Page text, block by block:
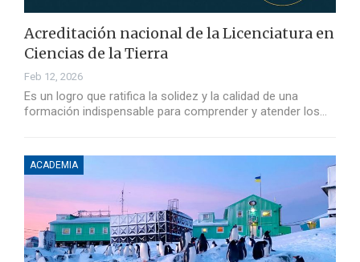
Acreditación nacional de la Licenciatura en
Ciencias de la Tierra
Feb 12, 2026
Es un logro que ratifica la solidez y la calidad de una
formación indispensable para comprender y atender los…
ACADEMIA